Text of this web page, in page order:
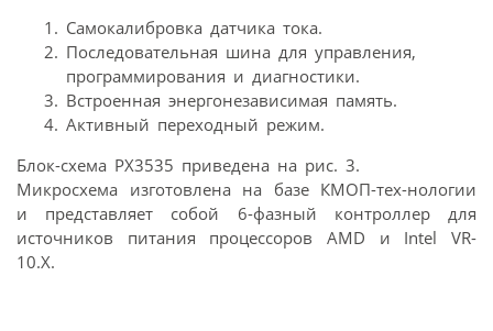
Самокалибровка датчика тока.
Последовательная шина для управления,
программирования и диагностики.
Встроенная энергонезависимая память.
Активный переходный режим.
Блок-схема PX3535 приведена на рис. 3.
Микросхема изготовлена на базе КМОП-тех-нологии
и представляет собой 6-фазный контроллер для
источников питания процессоров AMD и Intel VR-
10.X.